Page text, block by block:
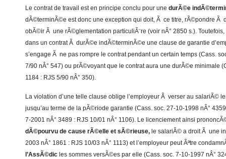
Le contrat de travail est en principe conclu pour une durÃ©e
dÃ©terminÃ©e est donc une exception qui doit, Ã ce titre, rÃ©pondre Ã
obÃ©ir Ã une rÃ©glementation particuliÃ¨re (voir nÂ° 2850 s.).
dans un contrat Ã durÃ©e indÃ©terminÃ©e une clause de garantie
s’engage Ã ne pas rompre le contrat pendant un certain temps (Cass.
7/90 nÂ° 547) ou prÃ©voyant que le contrat aura une durÃ©e minimale
1184 : RJS 5/90 nÂ° 350).
La violation d’une telle clause oblige l’employeur Ã verser au salariÃ©
jusqu’au terme de la pÃ©riode garantie (Cass. soc. 27-10-1998 nÂ°
7-2001 nÂ° 3489 : RJS 10/01 nÂ° 1106). Le licenciement ainsi
dÃ©pourvu de cause rÃ©elle et sÃ©rieuse, le salariÃ© a droit Ã une
2003 nÂ° 1861 : RJS 10/03 nÂ° 1113) et l’employeur peut Ãªtre
l’AssÃ©dic les sommes versÃ©es par elle (Cass. soc. 7-10-1997 nÂ°